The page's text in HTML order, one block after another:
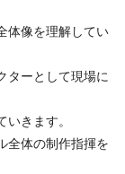
体像を理解してい
ターとして現場に
きます。
全体の制作指揮を